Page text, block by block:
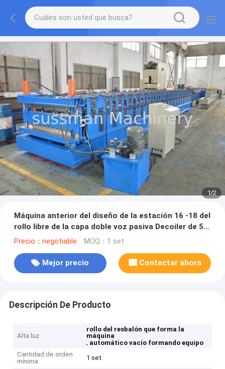
1/2
Máquina anterior del diseño de la estación 16 -18 del
rollo libre de la capa doble voz pasiva Decoiler de 5
toneladas
Precio：negotiable MOQ：1 set
Mejor precio Contactar ahora
Descripción De Producto
Alta luz
rollo del resbalón que forma la
máquina
, automático vacío formando equipo
Cantidad de orden
mínima
1 set